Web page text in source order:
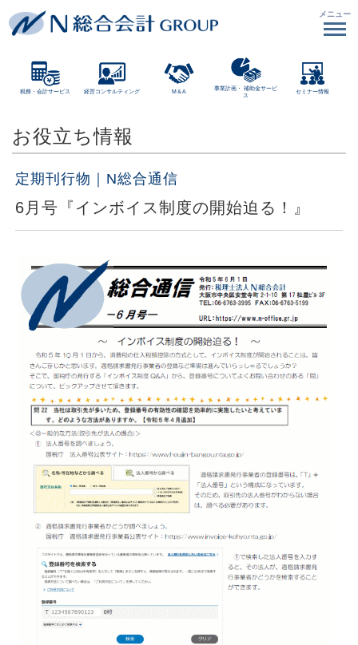
メニュー
税務・会計サービス 経営コンサルティング M＆A
事業計画・
補助金サービ
ス
セミナー情報
お役立ち情報
定期刊行物｜N総合通信
6月号『インボイス制度の開始迫る！』